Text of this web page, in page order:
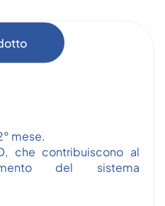
mese.
che contribuiscono al
del sistema